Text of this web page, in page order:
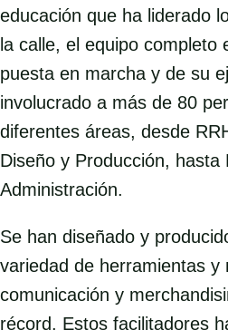
educación que ha liderado
la calle, el equipo completo
puesta en marcha y de su
involucrado a más de 80
diferentes áreas, desde
Diseño y Producción, hasta
Administración.
Se han diseñado y
variedad de herramientas y
comunicación y
récord. Estos facilitadores